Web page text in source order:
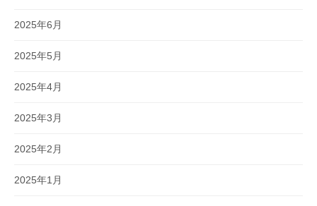
2025年6月
2025年5月
2025年4月
2025年3月
2025年2月
2025年1月